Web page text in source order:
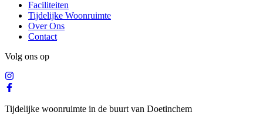
Faciliteiten
Tijdelijke Woonruimte
Over Ons
Contact
Volg ons op
Tijdelijke woonruimte in de buurt van Doetinchem